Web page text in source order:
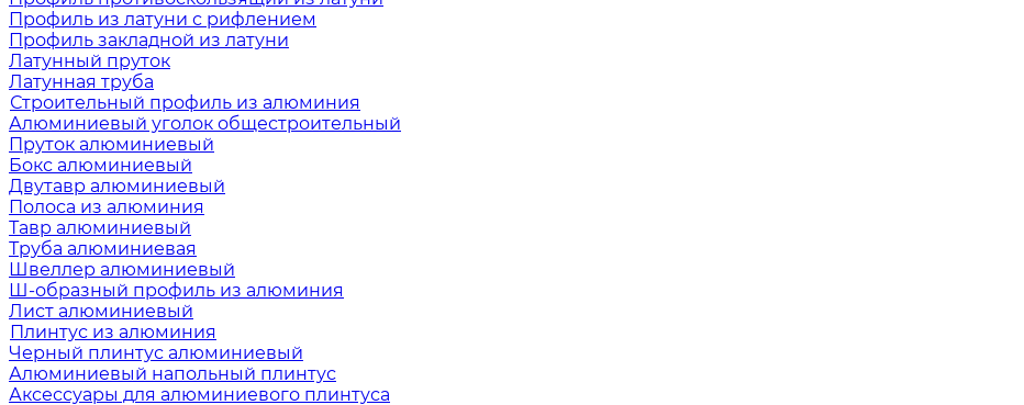
Профиль из латуни с рифлением
Профиль закладной из латуни
Латунный пруток
Латунная труба
Строительный профиль из алюминия
Алюминиевый уголок общестроительный
Пруток алюминиевый
Бокс алюминиевый
Двутавр алюминиевый
Полоса из алюминия
Тавр алюминиевый
Труба алюминиевая
Швеллер алюминиевый
Ш-образный профиль из алюминия
Лист алюминиевый
Плинтус из алюминия
Черный плинтус алюминиевый
Алюминиевый напольный плинтус
Аксессуары для алюминиевого плинтуса